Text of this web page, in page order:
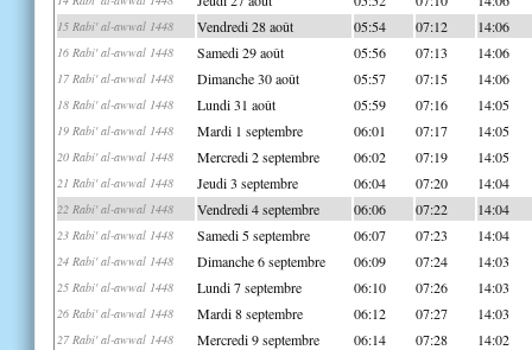
15 Rabi' al-awwal 1448 Vendredi 28 août 05:54 07:12 14:06
16 Rabi' al-awwal 1448 Samedi 29 août 05:56 07:13 14:06
17 Rabi' al-awwal 1448 Dimanche 30 août 05:57 07:15 14:06
18 Rabi' al-awwal 1448 Lundi 31 août 05:59 07:16 14:05
19 Rabi' al-awwal 1448 Mardi 1 septembre 06:01 07:17 14:05
20 Rabi' al-awwal 1448 Mercredi 2 septembre 06:02 07:19 14:05
21 Rabi' al-awwal 1448 Jeudi 3 septembre 06:04 07:20 14:04
22 Rabi' al-awwal 1448 Vendredi 4 septembre 06:06 07:22 14:04
23 Rabi' al-awwal 1448 Samedi 5 septembre 06:07 07:23 14:04
24 Rabi' al-awwal 1448 Dimanche 6 septembre 06:09 07:24 14:03
25 Rabi' al-awwal 1448 Lundi 7 septembre 06:10 07:26 14:03
26 Rabi' al-awwal 1448 Mardi 8 septembre 06:12 07:27 14:03
27 Rabi' al-awwal 1448 Mercredi 9 septembre 06:14 07:28 14:02